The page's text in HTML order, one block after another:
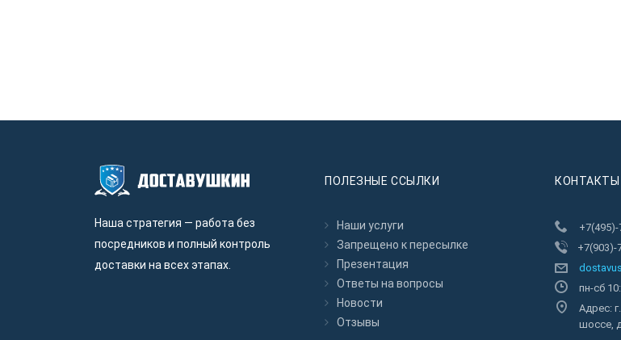
Наша стратегия — работа без
посредников и полный контроль
доставки на всех этапах.
ПОЛЕЗНЫЕ ССЫЛКИ
Наши услуги
Запрещено к пересылкe
Презентация
Ответы на вопросы
Новости
Отзывы
КОНТАКТЫ
+7(495)-
+7(903)-
пн-сб
Адрес:
шоссе,